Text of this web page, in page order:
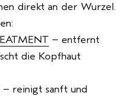
direkt an der Wurzel.
– entfernt
die Kopfhaut
– reinigt sanft und